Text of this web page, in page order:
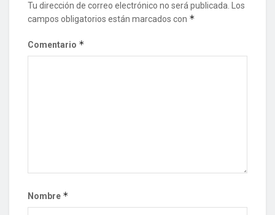
Tu dirección de correo electrónico no será publicada. Los
campos obligatorios están marcados con *
Comentario *
Nombre *